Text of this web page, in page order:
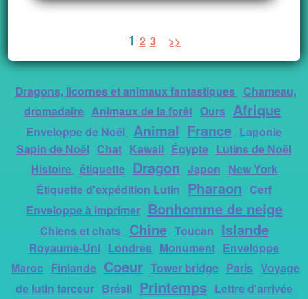
1 2 3 >>
Dragons, licornes et animaux fantastiques
Chameau,
dromadaire Animaux de la forêt Ours Afrique
Enveloppe de Noël Animal France Laponie
Sapin de Noël Chat Kawaii Égypte Lutins de Noël
Histoire étiquette Dragon Japon New York
Étiquette d'expédition Lutin Pharaon Cerf
Enveloppe à imprimer Bonhomme de neige
Chiens et chats Chine Toucan Islande
Royaume-Uni Londres Monument Enveloppe
Maroc Finlande Coeur Tower bridge Paris Voyage
de lutin farceur Brésil Printemps Lettre d'arrivée